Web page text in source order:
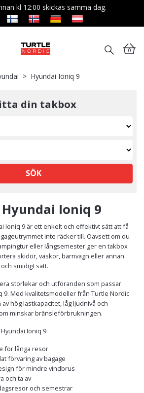
kl 12:00 skickas samma dag.
0
Hyundai Ioniq 9
din takbox
SÖK
Ioniq 9
Ioniq 9 är ett enkelt och effektivt sätt att få
inte räcker till. Oavsett om du
eller långsemester ger en takbox
skidor, väskor, barnvagn eller annan
smidigt sätt.
storlekar och utföranden som passar
9. Med kvalitetsmodeller från Turtle Nordic
hög lastkapacitet, låg ljudnivå och
minskar bränsleförbrukningen.
Ioniq 9
för långa resor
förvaring av bagage
för mindre vindbrus
och ta av
och semestrar